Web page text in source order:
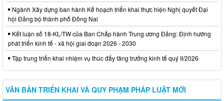
Ngành Xây dựng ban hành Kế hoạch triển khai thực hiện Nghị quyết Đại
hội Đảng bộ thành phố Đồng Nai
Kết luận số 18-KL/TW của Ban Chấp hành Trung ương Đảng: Định hướng
phát triển kinh tế - xã hội giai đoạn 2026 - 2030
Tập trung triển khai nhiệm vụ thúc đẩy tăng trưởng kinh tế quý II/2026
VĂN BẢN TRIỂN KHAI VÀ QUY PHẠM PHÁP LUẬT MỚI